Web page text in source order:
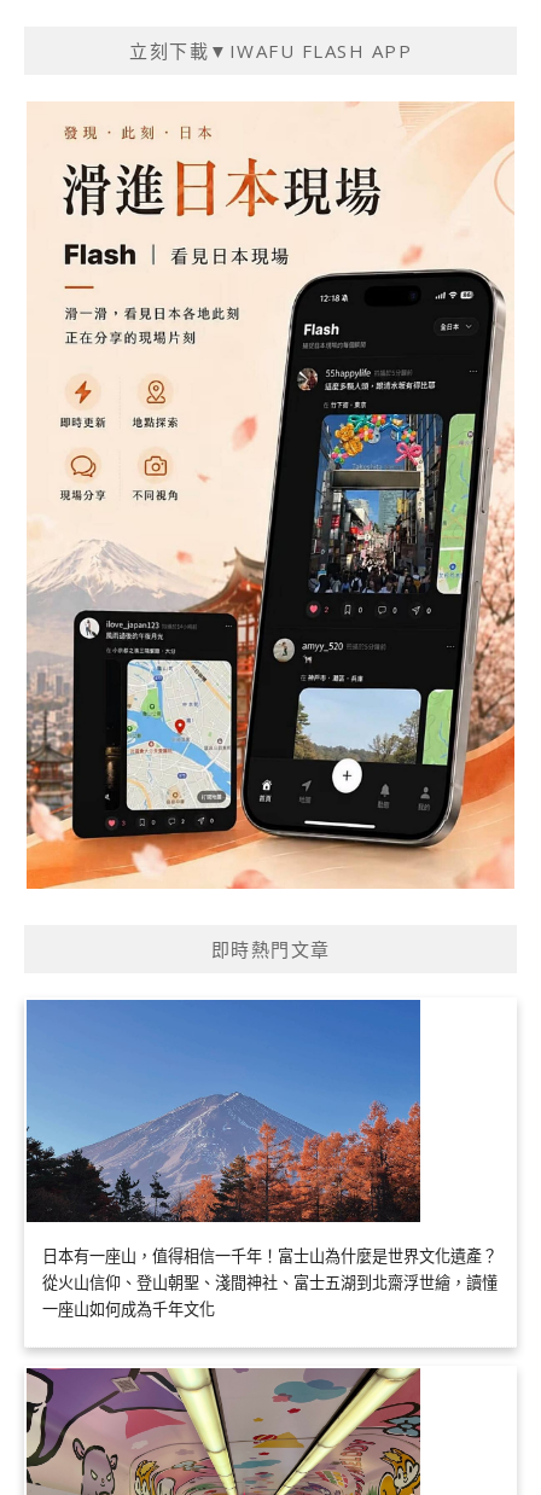
立刻下載▼IWAFU FLASH APP
即時熱門文章
日本有一座山，值得相信一千年！富士山為什麼是世界文化遺產？
從火山信仰、登山朝聖、淺間神社、富士五湖到北齋浮世繪，讀懂
一座山如何成為千年文化